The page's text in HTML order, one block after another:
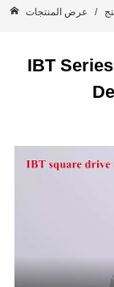
/ عرض المنتجات
IBT